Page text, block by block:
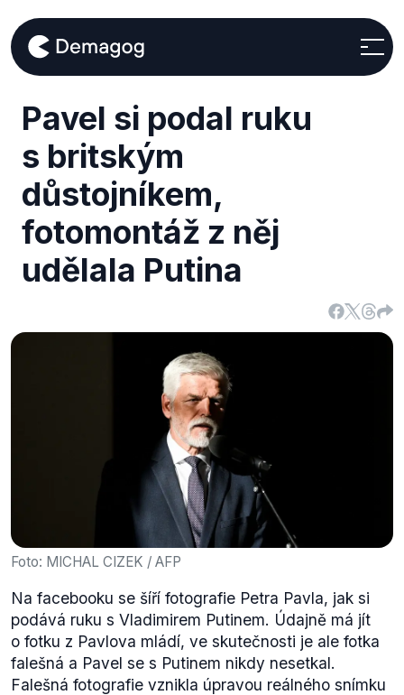
Pavel si podal ruku
s britským
důstojníkem,
fotomontáž z něj
udělala Putina
Foto: MICHAL CIZEK / AFP
Na facebooku se šíří fotografie Petra Pavla, jak si
podává ruku s Vladimirem Putinem. Údajně má jít
o fotku z Pavlova mládí, ve skutečnosti je ale fotka
falešná a Pavel se s Putinem nikdy nesetkal.
Falešná fotografie vznikla úpravou reálného snímku